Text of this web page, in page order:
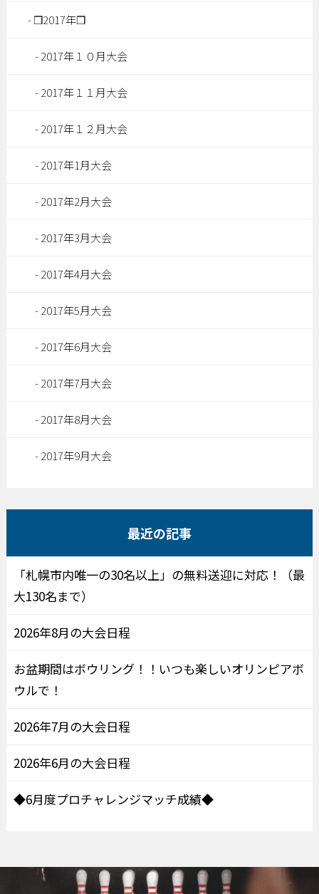
❒2017年❒
2017年１０月大会
2017年１１月大会
2017年１２月大会
2017年1月大会
2017年2月大会
2017年3月大会
2017年4月大会
2017年5月大会
2017年6月大会
2017年7月大会
2017年8月大会
2017年9月大会
最近の記事
「札幌市内唯一の30名以上」の無料送迎に対応！（最
大130名まで）
2026年8月の大会日程
お盆期間はボウリング！！いつも楽しいオリンピアボ
ウルで！
2026年7月の大会日程
2026年6月の大会日程
◆6月度プロチャレンジマッチ成績◆